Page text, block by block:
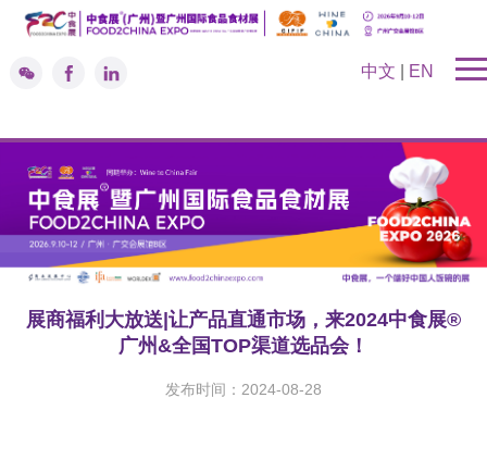
中文 EN
展商福利大放送|让产品直通市场，来2024中食展®
广州&全国TOP渠道选品会！
发布时间：2024-08-28